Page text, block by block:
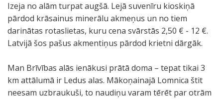
Izeja no alām turpat augšā. Lejā suvenīru kioskiņā
pārdod krāsainus minerālu akmeņus un no tiem
darinātas rotaslietas, kuru cena svārstās 2,50 € - 12 €.
Latvijā šos pašus akmentiņus pārdod krietni dārgāk.
Man Brīvības alās ienākusi prātā doma – tepat tikai 3
km attālumā ir Ledus alas. Mākoņainajā Lomnica štit
neesam uzbraukuši, to naudiņu varam tērēt par otrām